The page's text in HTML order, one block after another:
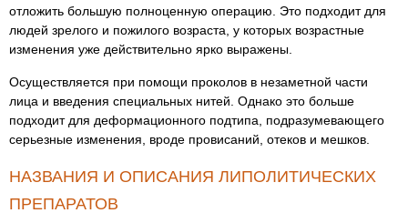
отложить большую полноценную операцию. Это подходит для
людей зрелого и пожилого возраста, у которых возрастные
изменения уже действительно ярко выражены.
Осуществляется при помощи проколов в незаметной части
лица и введения специальных нитей. Однако это больше
подходит для деформационного подтипа, подразумевающего
серьезные изменения, вроде провисаний, отеков и мешков.
НАЗВАНИЯ И ОПИСАНИЯ ЛИПОЛИТИЧЕСКИХ
ПРЕПАРАТОВ